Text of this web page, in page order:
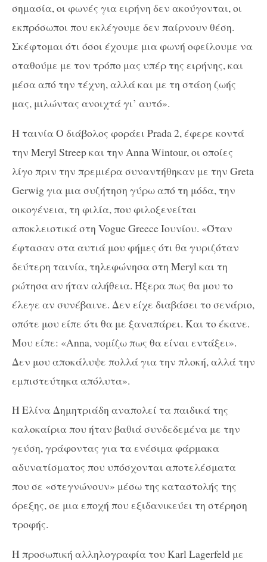
σημασία, οι φωνές για ειρήνη δεν ακούγονται, οι
εκπρόσωποι που εκλέγουμε δεν παίρνουν θέση.
Σκέφτομαι ότι όσοι έχουμε μια φωνή οφείλουμε να
σταθούμε με τον τρόπο μας υπέρ της ειρήνης, και
μέσα από την τέχνη, αλλά και με τη στάση ζωής
μας, μιλώντας ανοιχτά γι’ αυτό».
Η ταινία Ο διάβολος φοράει Prada 2, έφερε κοντά
την Meryl Streep και την Anna Wintour, οι οποίες
λίγο πριν την πρεμιέρα συναντήθηκαν με την Greta
Gerwig για μια συζήτηση γύρω από τη μόδα, την
οικογένεια, τη φιλία, που φιλοξενείται
αποκλειστικά στη Vogue Greece Ιουνίου. «Όταν
έφτασαν στα αυτιά μου φήμες ότι θα γυριζόταν
δεύτερη ταινία, τηλεφώνησα στη Meryl και τη
ρώτησα αν ήταν αλήθεια. Ήξερα πως θα μου το
έλεγε αν συνέβαινε. Δεν είχε διαβάσει το σενάριο,
οπότε μου είπε ότι θα με ξαναπάρει. Και το έκανε.
Μου είπε: «Anna, νομίζω πως θα είναι εντάξει».
Δεν μου αποκάλυψε πολλά για την πλοκή, αλλά την
εμπιστεύτηκα απόλυτα».
Η Ελίνα Δημητριάδη αναπολεί τα παιδικά της
καλοκαίρια που ήταν βαθιά συνδεδεμένα με την
γεύση, γράφοντας για τα ενέσιμα φάρμακα
αδυνατίσματος που υπόσχονται αποτελέσματα
που σε «στεγνώνουν» μέσω της καταστολής της
όρεξης, σε μια εποχή που εξιδανικεύει τη στέρηση
τροφής.
Η προσωπική αλληλογραφία του Karl Lagerfeld με